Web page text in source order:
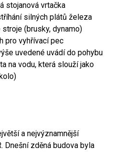
stojanová vrtačka
silných plátů železa
(brusky, dynamo)
pro vyhřívací pec
uvedené uvádí do pohybu
na vodu, která slouží jako
a nejvýznamnější
Dnešní zděná budova byla